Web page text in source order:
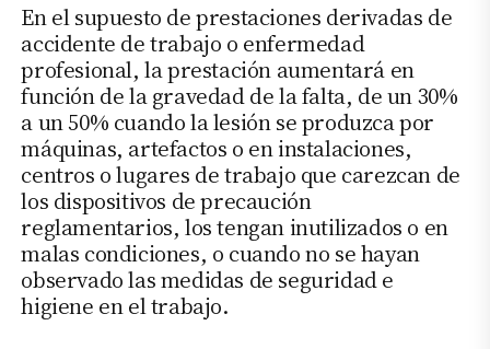
En el supuesto de prestaciones derivadas de
accidente de trabajo o enfermedad
profesional, la prestación aumentará en
función de la gravedad de la falta, de un 30%
a un 50% cuando la lesión se produzca por
máquinas, artefactos o en instalaciones,
centros o lugares de trabajo que carezcan de
los dispositivos de precaución
reglamentarios, los tengan inutilizados o en
malas condiciones, o cuando no se hayan
observado las medidas de seguridad e
higiene en el trabajo.